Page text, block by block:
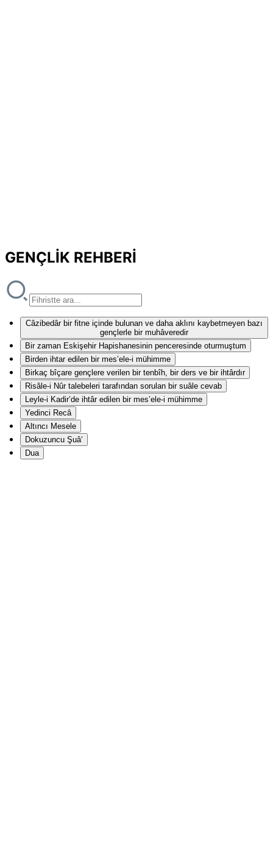
GENÇLİK REHBERİ
Câzibedâr bir fitne içinde bulunan ve daha aklını kaybetmeyen bazı
gençlerle bir muhâveredir
Bir zaman Eskişehir Hapishanesinin penceresinde oturmuştum
Birden ihtar edilen bir mes’ele-i mühimme
Birkaç bîçare gençlere verilen bir tenbîh, bir ders ve bir ihtârdır
Risâle-i Nûr talebeleri tarafından sorulan bir suâle cevab
Leyle-i Kadir’de ihtâr edilen bir mes’ele-i mühimme
Yedinci Recâ
Altıncı Mesele
Dokuzuncu Şuâ‘
Dua